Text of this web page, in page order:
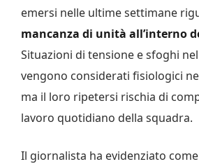
emersi nelle ultime settimane
mancanza di unità all’interno
Situazioni di tensione e sfoghi
vengono considerati fisiologici
ma il loro ripetersi rischia di
lavoro quotidiano della squadra.
Il giornalista ha evidenziato